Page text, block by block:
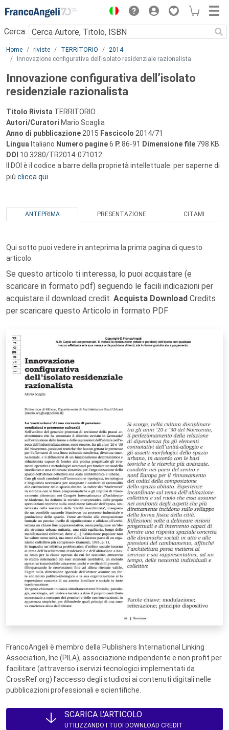
Menu
Cerca:
Main content
Home riviste TERRITORIO
2014
Innovazione configurativa dell’isolato residenziale razionalista
Innovazione configurativa dell’isolato
residenziale razionalista
Titolo Rivista TERRITORIO
Autori/Curatori Mario Scaglia
Anno di pubblicazione 2015 Fascicolo 2014/71
Lingua Italiano Numero pagine6 P. 86-91 Dimensione file 798 KB
DOI 10.3280/TR2014-071012
Il DOI è il codice a barre della proprietà intellettuale: per saperne di
più clicca qui
ANTEPRIMA PRESENTAZIONE CITAMI
Qui sotto puoi vedere in anteprima la prima pagina di questo
articolo.
Se questo articolo ti interessa, lo puoi acquistare (e
scaricare in formato pdf) seguendo le facili indicazioni per
acquistare il download credit. Acquista Download Credits
per scaricare questo Articolo in formato PDF
FrancoAngeli è membro della Publishers International Linking
Association, Inc (PILA), associazione indipendente e non profit per
facilitare (attraverso i servizi tecnologici implementati da
CrossRef.org) l’accesso degli studiosi ai contenuti digitali nelle
pubblicazioni professionali e scientifiche.
SCARICA L'ARTICOLO
UTILIZZANDO I TUOI DOWNLOAD CREDIT